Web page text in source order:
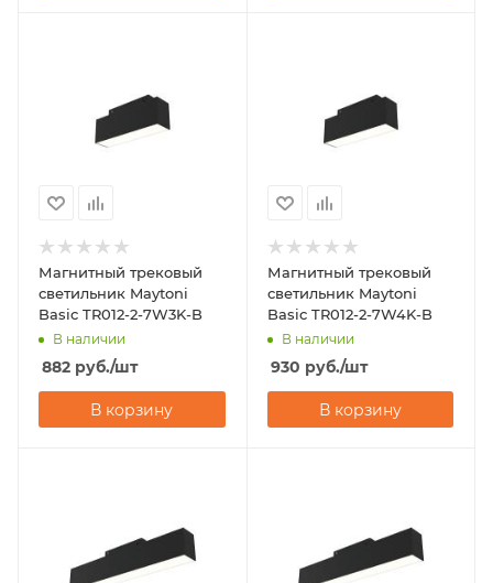
Магнитный трековый
светильник Maytoni
Basic TR012-2-7W3K-B
В наличии
882 руб./шт
В корзину
Магнитный трековый
светильник Maytoni
Basic TR012-2-7W4K-B
В наличии
930 руб./шт
В корзину